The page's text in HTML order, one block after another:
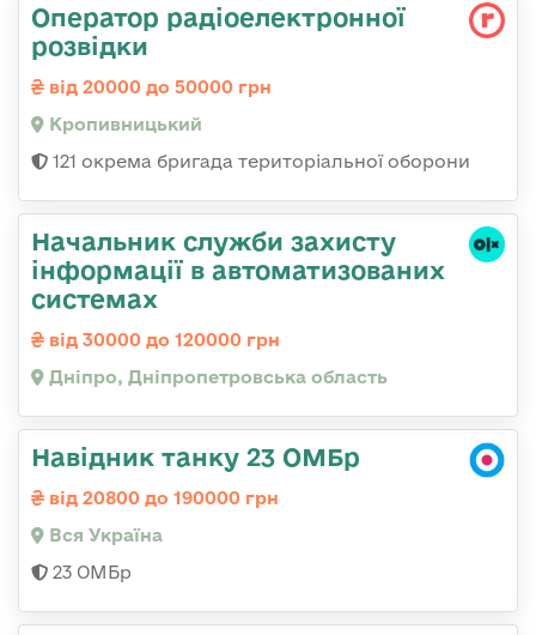
Оператор радіоелектронної
розвідки
від 20000 до 50000 грн
Кропивницький
121 окрема бригада територіальної оборони
Начальник служби захисту
інформації в автоматизованих
системах
від 30000 до 120000 грн
Дніпро, Дніпропетровська область
Навідник танку 23 ОМБр
від 20800 до 190000 грн
Вся Україна
23 ОМБр